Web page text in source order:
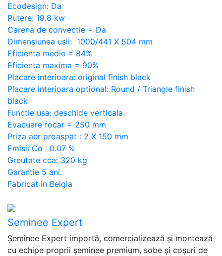
Ecodesign: Da
Putere: 19.8 kw
Carena de convectie = Da
Dimensiunea usii: 1000/441 X 504 mm
Eficienta medie = 84%
Eficienta maxima = 90%
Placare interioara: original finish black
Placare interioara optional: Round / Triangle finish
black
Functie usa: deschide verticala
Evacuare focar = 250 mm
Priza aer proaspat : 2 X 150 mm
Emisii Co : 0.07 %
Greutate cca: 320 kg
Garantie 5 ani.
Fabricat in Belgia
Seminee Expert
Șeminee Expert importă, comercializează și montează
cu echipe proprii șeminee premium, sobe și coșuri de